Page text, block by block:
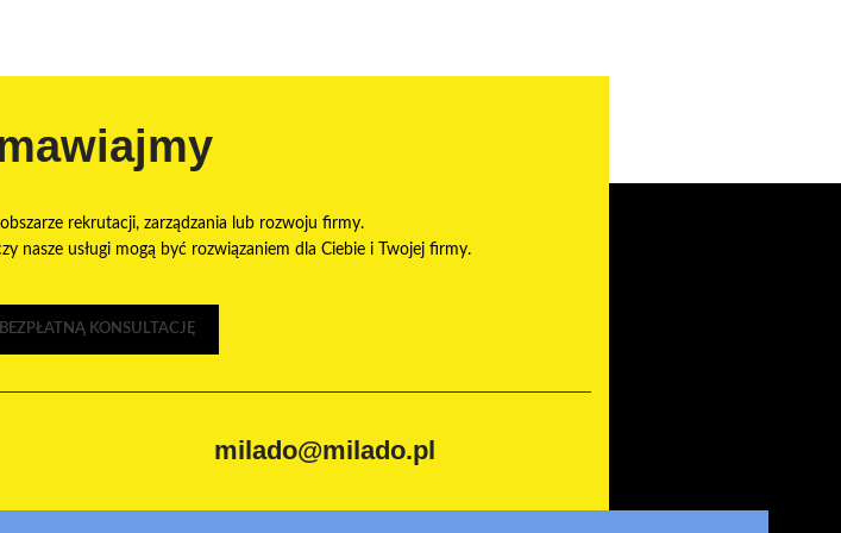
rekrutacji, zarządzania lub rozwoju firmy.
nasze usługi mogą być rozwiązaniem dla Ciebie i Twojej firmy.
KONSULTACJĘ
milado@milado.pl